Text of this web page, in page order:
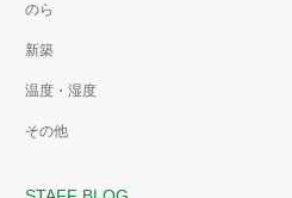
のら
新築
温度・湿度
その他